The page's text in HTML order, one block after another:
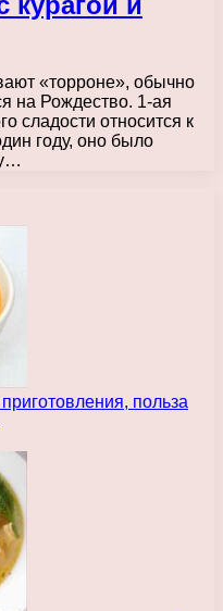
«торроне», обычно
на Рождество. 1-ая
сладости относится к
году, оно было
польза